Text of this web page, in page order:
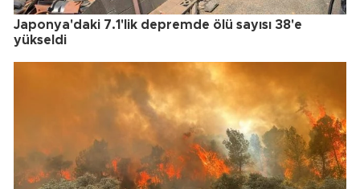
Japonya'daki 7.1'lik depremde ölü sayısı 38'e
yükseldi